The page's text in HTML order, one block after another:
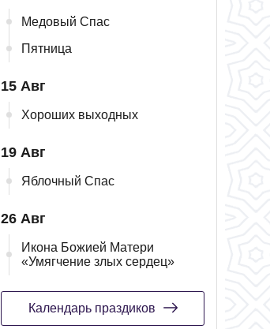
Медовый Спас
Пятница
15 Авг
Хороших выходных
19 Авг
Яблочный Спас
26 Авг
Икона Божией Матери
«Умягчение злых сердец»
Календарь праздиков